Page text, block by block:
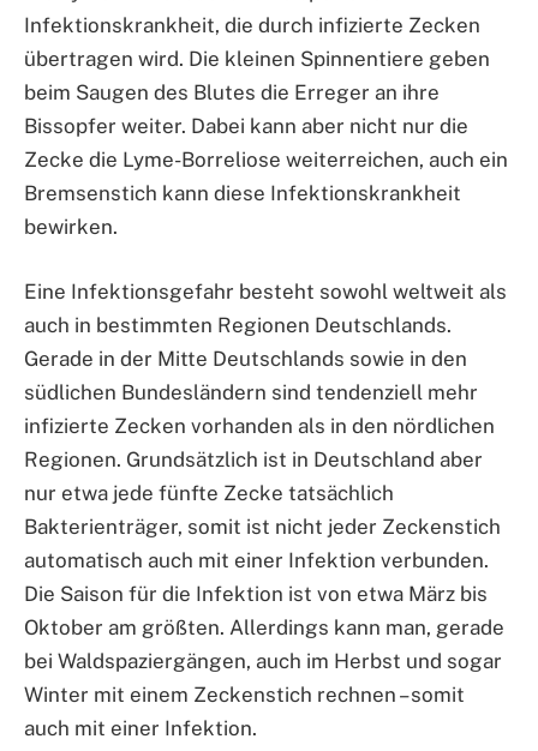
Infektionskrankheit, die durch infizierte Zecken
übertragen wird. Die kleinen Spinnentiere geben
beim Saugen des Blutes die Erreger an ihre
Bissopfer weiter. Dabei kann aber nicht nur die
Zecke die Lyme-Borreliose weiterreichen, auch ein
Bremsenstich kann diese Infektionskrankheit
bewirken.
Eine Infektionsgefahr besteht sowohl weltweit als
auch in bestimmten Regionen Deutschlands.
Gerade in der Mitte Deutschlands sowie in den
südlichen Bundesländern sind tendenziell mehr
infizierte Zecken vorhanden als in den nördlichen
Regionen. Grundsätzlich ist in Deutschland aber
nur etwa jede fünfte Zecke tatsächlich
Bakterienträger, somit ist nicht jeder Zeckenstich
automatisch auch mit einer Infektion verbunden.
Die Saison für die Infektion ist von etwa März bis
Oktober am größten. Allerdings kann man, gerade
bei Waldspaziergängen, auch im Herbst und sogar
Winter mit einem Zeckenstich rechnen – somit
auch mit einer Infektion.